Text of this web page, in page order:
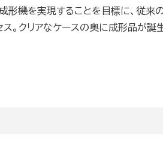
機を実現することを目標に、従来
。クリアなケースの奥に成形品が